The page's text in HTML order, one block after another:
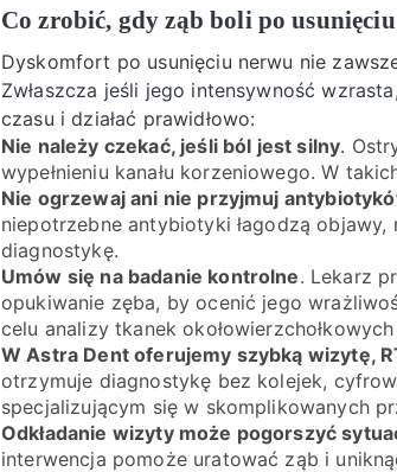
Co zrobić, gdy ząb boli po
Dyskomfort po usunięciu nerwu nie
Zwłaszcza jeśli jego intensywność
czasu i działać prawidłowo:
Nie należy czekać, jeśli ból jest silny.
wypełnieniu kanału korzeniowego. W
Nie ogrzewaj ani nie przyjmuj
niepotrzebne antybiotyki łagodzą objawy,
diagnostykę.
Umów się na badanie kontrolne. Lekarz
opukiwanie zęba, by ocenić jego
celu analizy tkanek
W Astra Dent oferujemy szybką wizytę,
otrzymuje diagnostykę bez kolejek,
specjalizującym się w skomplikowanych
Odkładanie wizyty może pogorszyć
interwencja pomoże uratować ząb i